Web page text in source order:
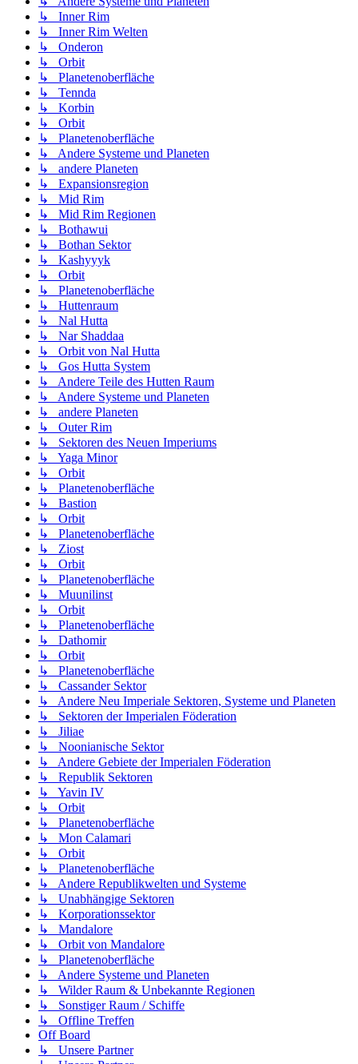
↳ Inner Rim
↳ Inner Rim Welten
↳ Onderon
↳ Orbit
↳ Planetenoberfläche
↳ Tennda
↳ Korbin
↳ Orbit
↳ Planetenoberfläche
↳ Andere Systeme und Planeten
↳ andere Planeten
↳ Expansionsregion
↳ Mid Rim
↳ Mid Rim Regionen
↳ Bothawui
↳ Bothan Sektor
↳ Kashyyyk
↳ Orbit
↳ Planetenoberfläche
↳ Huttenraum
↳ Nal Hutta
↳ Nar Shaddaa
↳ Orbit von Nal Hutta
↳ Gos Hutta System
↳ Andere Teile des Hutten Raum
↳ Andere Systeme und Planeten
↳ andere Planeten
↳ Outer Rim
↳ Sektoren des Neuen Imperiums
↳ Yaga Minor
↳ Orbit
↳ Planetenoberfläche
↳ Bastion
↳ Orbit
↳ Planetenoberfläche
↳ Ziost
↳ Orbit
↳ Planetenoberfläche
↳ Muunilinst
↳ Orbit
↳ Planetenoberfläche
↳ Dathomir
↳ Orbit
↳ Planetenoberfläche
↳ Cassander Sektor
↳ Andere Neu Imperiale Sektoren, Systeme und Planeten
↳ Sektoren der Imperialen Föderation
↳ Jiliae
↳ Noonianische Sektor
↳ Andere Gebiete der Imperialen Föderation
↳ Republik Sektoren
↳ Yavin IV
↳ Orbit
↳ Planetenoberfläche
↳ Mon Calamari
↳ Orbit
↳ Planetenoberfläche
↳ Andere Republikwelten und Systeme
↳ Unabhängige Sektoren
↳ Korporationssektor
↳ Mandalore
↳ Orbit von Mandalore
↳ Planetenoberfläche
↳ Andere Systeme und Planeten
↳ Wilder Raum & Unbekannte Regionen
↳ Sonstiger Raum / Schiffe
↳ Offline Treffen
Off Board
↳ Unsere Partner